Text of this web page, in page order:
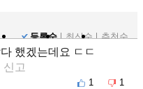
등록순
최신순 추천순
했겠는데요 ㄷㄷ
신고
1 1